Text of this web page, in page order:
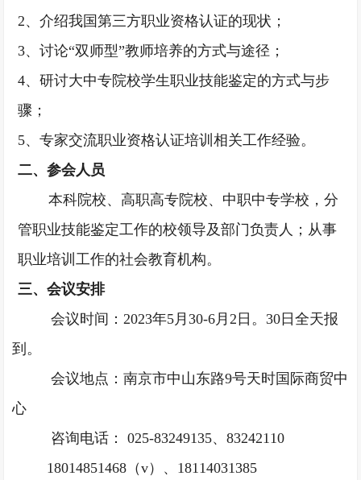
2、介绍我国第三方职业资格认证的现状；
3、讨论“双师型”教师培养的方式与途径；
4、研讨大中专院校学生职业技能鉴定的方式与步
骤；
5、专家交流职业资格认证培训相关工作经验。
二、参会人员
本科院校、高职高专院校、中职中专学校 ， 分
管职业技能鉴定工作的校领导及部门负责人；从事
职业培训工作的社会教育机构。
三、会议安排
会议时间： 2023年5月30-6月2日。30日全天报
到。
会议地点：南京市中山东路9号天时国际商贸中
心
咨询电话：
025-83249135、83242110
18014851468（v）、18114031385